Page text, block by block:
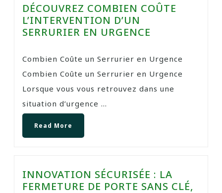
DÉCOUVREZ COMBIEN COÛTE
L’INTERVENTION D’UN
SERRURIER EN URGENCE
Combien Coûte un Serrurier en Urgence
Combien Coûte un Serrurier en Urgence
Lorsque vous vous retrouvez dans une
situation d’urgence ...
Read More
INNOVATION SÉCURISÉE : LA
FERMETURE DE PORTE SANS CLÉ,